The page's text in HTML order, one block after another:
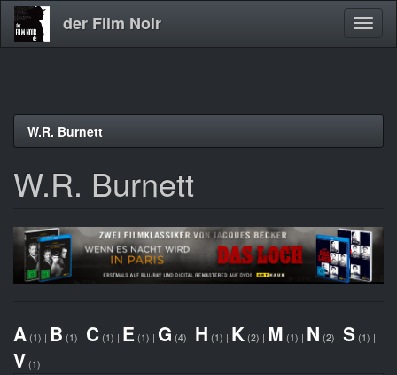
Direkt
der Film Noir
W.R. Burnett
W.R. Burnett
A (1) | B (1) | C (1) | E (1) | G (4) | H (1) | K (2) | M (1) | N (2) | S (1) |
V (1)